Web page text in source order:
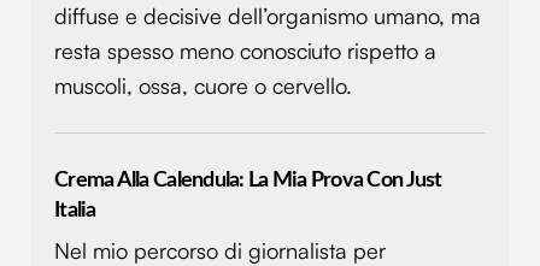
diffuse e decisive dell’organismo umano, ma
resta spesso meno conosciuto rispetto a
muscoli, ossa, cuore o cervello.
Crema Alla Calendula: La Mia Prova Con Just
Italia
Nel mio percorso di giornalista per